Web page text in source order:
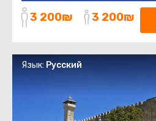
3 200₪ 3 200₪
Язык: Русский